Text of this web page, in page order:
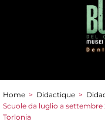
You are here
Home > Didactique >
Scuole da luglio a settembre
Torlonia